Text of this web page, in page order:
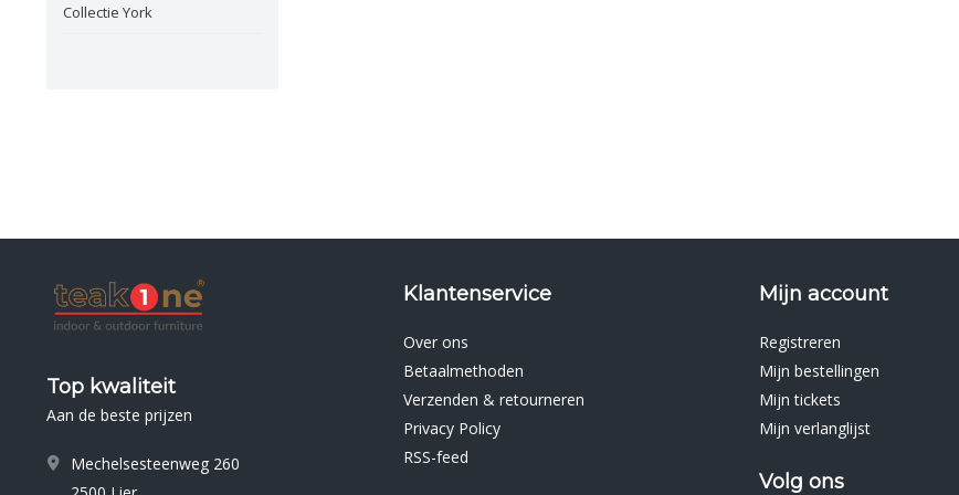
Collectie York
Top kwaliteit
Aan de beste prijzen
Mechelsesteenweg 260
Klantenservice
Over ons
Betaalmethoden
Verzenden & retourneren
Privacy Policy
RSS-feed
Mijn account
Registreren
Mijn bestellingen
Mijn tickets
Mijn verlanglijst
Volg ons